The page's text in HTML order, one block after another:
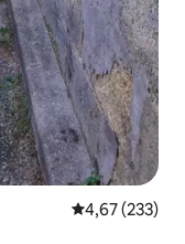
Средна
4,67 (233)